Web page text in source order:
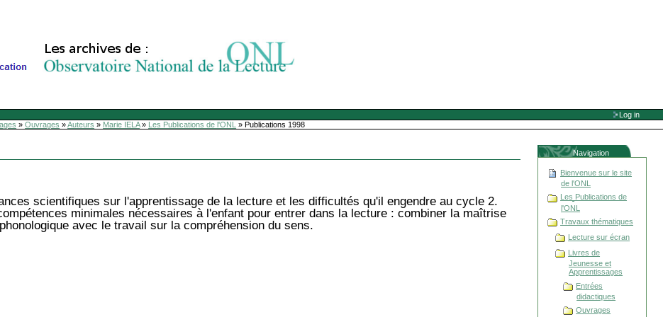
Log in
»Ouvrages »Auteurs » Marie IELA » Les Publications de l'ONL »Publications 1998
scientifiques sur l'apprentissage de la lecture et les difficultés qu'il engendre au cycle 2.
minimales nécessaires à l'enfant pour entrer dans la lecture : combiner la maîtrise
avec le travail sur la compréhension du sens.
Navigation
Bienvenue sur le site
de l'ONL
Les Publications de
l'ONL
Travaux thématiques
Lecture sur écran
Livres de
Jeunesse et
Apprentissages
Entrées
didactiques
Ouvrages